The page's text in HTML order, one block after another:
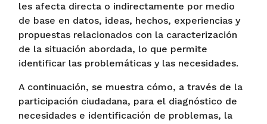
les afecta directa o indirectamente por medio
de base en datos, ideas, hechos, experiencias y
propuestas relacionados con la caracterización
de la situación abordada, lo que permite
identificar las problemáticas y las necesidades.
A continuación, se muestra cómo, a través de la
participación ciudadana, para el diagnóstico de
necesidades e identificación de problemas, la